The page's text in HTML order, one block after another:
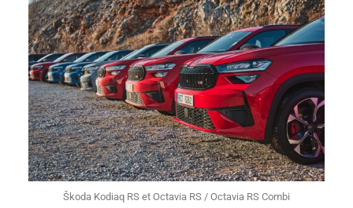
Škoda Kodiaq RS et Octavia RS / Octavia RS Combi